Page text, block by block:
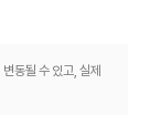
동될 수 있고, 실제